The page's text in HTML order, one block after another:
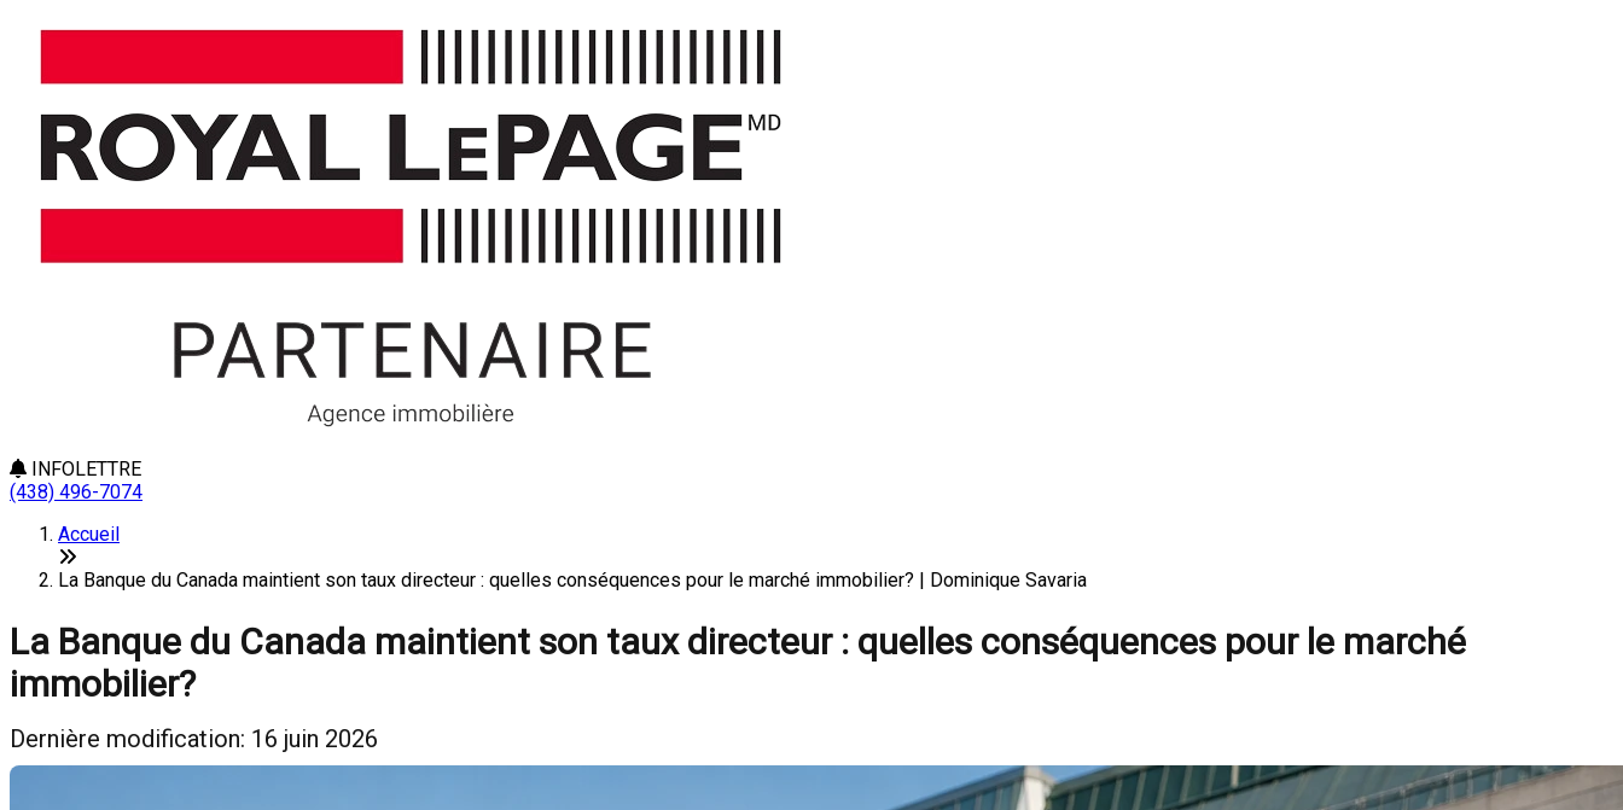
INFOLETTRE
(438) 496-7074
Accueil
La Banque du Canada maintient son taux directeur : quelles conséquences pour le marché immobilier? | Dominique Savaria
La Banque du Canada maintient son taux directeur : quelles conséquences pour le marché
immobilier?
Dernière modification: 16 juin 2026